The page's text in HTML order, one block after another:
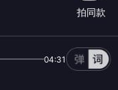
拍同款
04:31